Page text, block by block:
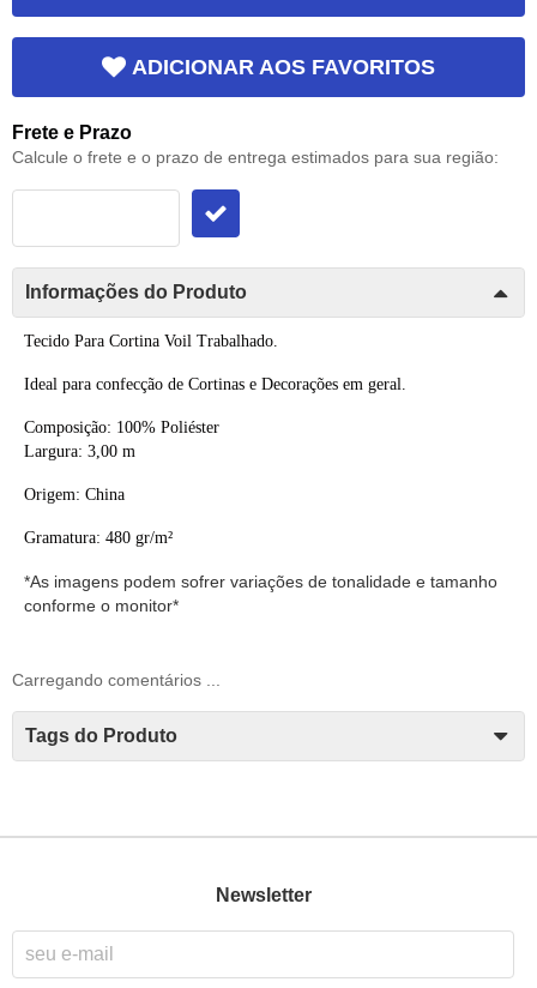
ADICIONAR AOS FAVORITOS
Frete e Prazo
Calcule o frete e o prazo de entrega estimados para sua região:
Informações do Produto
Tecido Para Cortina Voil Trabalhado.
Ideal para confecção de Cortinas e Decorações em geral.
Composição: 100% Poliéster
Largura: 3,00 m
Origem: China
Gramatura: 480 gr/m²
*As imagens podem sofrer variações de tonalidade e tamanho
conforme o monitor*
Carregando comentários ...
Tags do Produto
Newsletter